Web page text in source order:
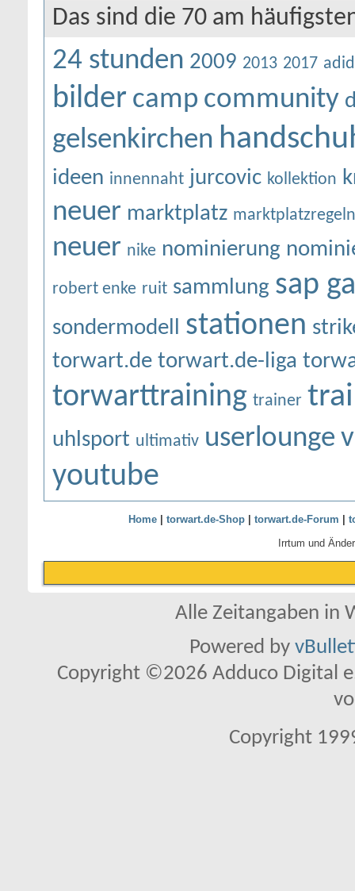
Das sind die 70 am
24 stunden 2009 2013 2017
bilder camp community
gelsenkirchen
ideen innennaht jurcovic kollektion
neuer marktplatz marktplatzregeln
neuer nike nominierung
robert enke ruit sammlung sap
sondermodell stationen
torwart.de torwart.de-liga
torwarttraining trainer
uhlsport ultimativ userlounge
youtube
Home| torwart.de-Shop| torwart.de-Forum
Irrtum und
Alle Zeitangaben in
Powered by
Copyright ©2026 Adduco Digital
Copyright